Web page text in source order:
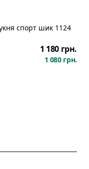
спорт шик 1124
1 180 грн.
1 080 грн.